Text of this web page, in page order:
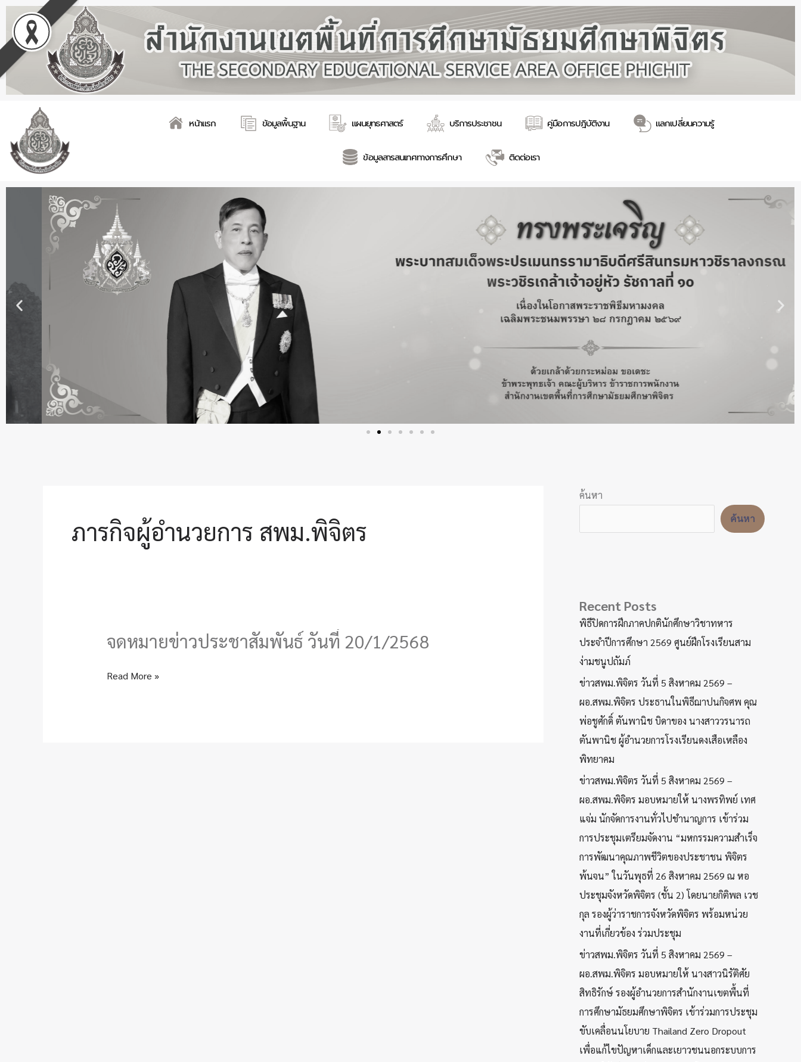
Skip
content
หน้าแรก ข้อมูลพื้นฐาน แผนยุทธศาสตร์ บริการประชาชน คู่มือการปฎิบัติงาน แลกเปลี่ยนความรู้
ข้อมูลสารสนเทศทางการศึกษา ติดต่อเรา
ภารกิจผู้อำนวยการ สพม.พิจิตร
จดหมายข่าวประชาสัมพันธ์ วันที่ 20/1/2568
จดหมาย
ประชาสัมพันธ์
Read More »
ค้นหา
ค้นหา
Recent Posts
พิธีปิดการฝึกภาคปกตินักศึกษาวิชาทหาร
ประจำปีการศึกษา 2569 ศูนย์ฝึกโรงเรียนสาม
ง่ามชนูปถัมภ์
ข่าวสพม.พิจิตร วันที่ 5 สิงหาคม 2569 –
ผอ.สพม.พิจิตร ประธานในพิธีฌาปนกิจศพ คุณ
พ่อชูศักดิ์ ตันพานิช บิดาของ นางสาววรนารถ
ตันพานิช ผู้อำนวยการโรงเรียนดงเสือเหลือง
พิทยาคม
ข่าวสพม.พิจิตร วันที่ 5 สิงหาคม 2569 –
ผอ.สพม.พิจิตร มอบหมายให้ นางพรทิพย์ เทศ
แจ่ม นักจัดการงานทั่วไปชำนาญการ เข้าร่วม
การประชุมเตรียมจัดงาน “มหกรรมความสำเร็จ
การพัฒนาคุณภาพชีวิตของประชาชน พิจิตร
พ้นจน” ในวันพุธที่ 26 สิงหาคม 2569 ณ หอ
ประชุมจังหวัดพิจิตร (ชั้น 2) โดยนายกิติพล เวช
กุล รองผู้ว่าราชการจังหวัดพิจิตร พร้อมหน่วย
งานที่เกี่ยวข้อง ร่วมประชุม
ข่าวสพม.พิจิตร วันที่ 5 สิงหาคม 2569 –
ผอ.สพม.พิจิตร มอบหมายให้ นางสาวนิรัติศัย
สิทธิรักษ์ รองผู้อำนวยการสำนักงานเขตพื้นที่
การศึกษามัธยมศึกษาพิจิตร เข้าร่วมการประชุม
ขับเคลื่อนนโยบาย Thailand Zero Dropout
เพื่อแก้ไขปัญหาเด็กและเยาวชนนอกระบบการ